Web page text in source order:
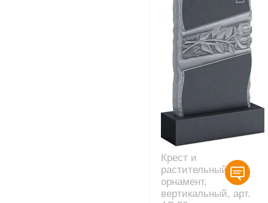
Крест и
растительный
орнамент,
вертикальный, арт.